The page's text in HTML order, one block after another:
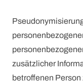
zusätzlicher
betroffenen